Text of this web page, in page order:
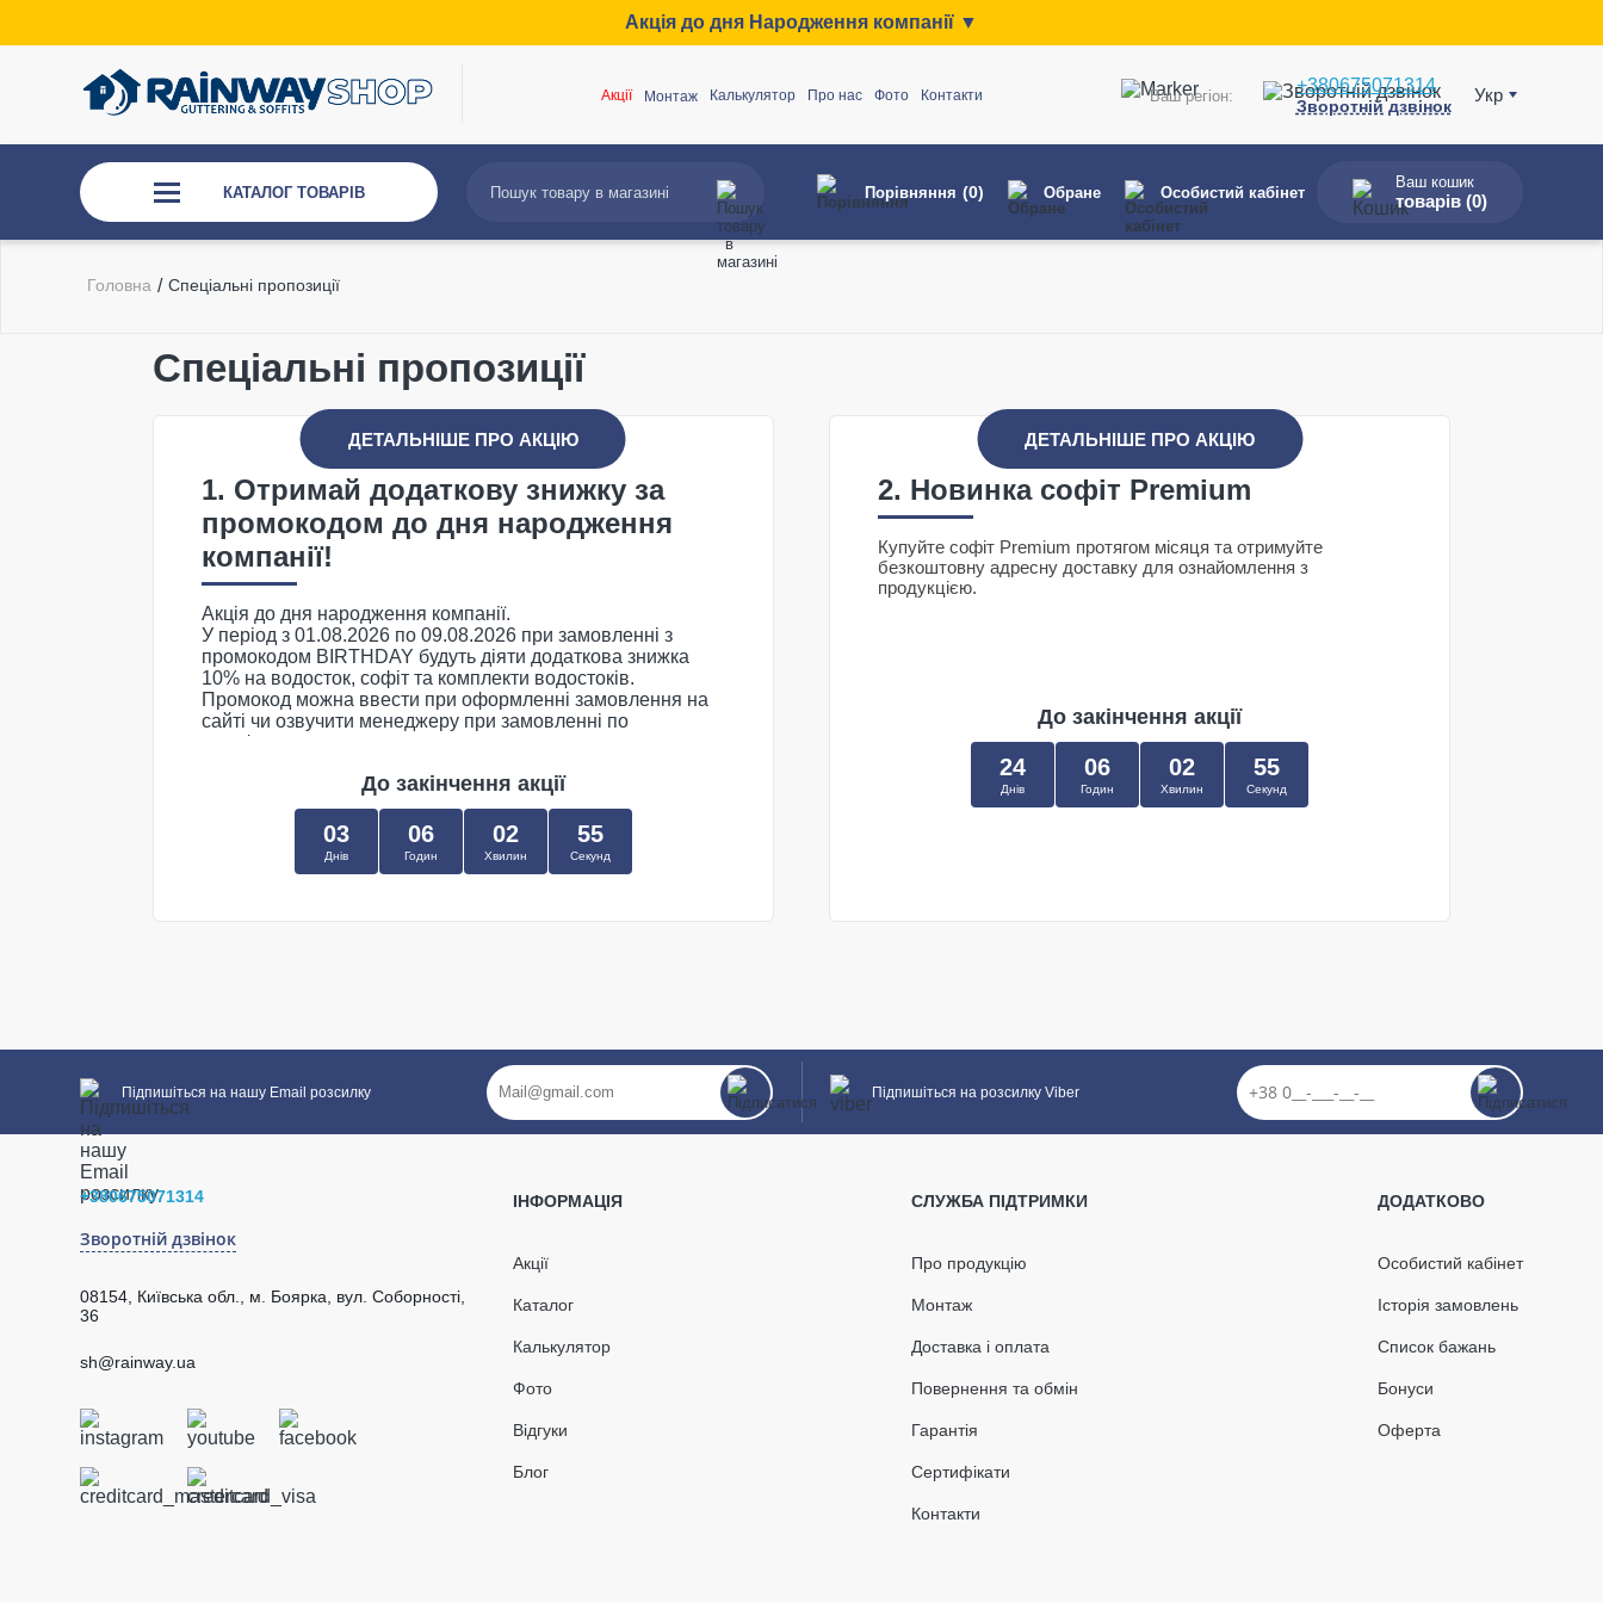
Акція до дня Народження компанії ▼
Акції Монтаж Калькулятор Про нас Фото Контакти Ваш регіон:
+380675071314
Зворотній дзвінок
Укр
КАТАЛОГ ТОВАРІВ Порівняння (0) Обране Особистий кабінет
Ваш кошик
товарів (0)
Головна / Спеціальні пропозиції
Спеціальні пропозиції
ДЕТАЛЬНІШЕ ПРО АКЦІЮ
1. Отримай додаткову знижку за
промокодом до дня народження
компанії!
Акція до дня народження компанії.
У період з 01.08.2026 по 09.08.2026 при замовленні з
промокодом BIRTHDAY будуть діяти додаткова знижка
10% на водосток, софіт та комплекти водостоків.
Промокод можна ввести при оформленні замовлення на
сайті чи озвучити менеджеру при замовленні по
телефону.
Якщо промокод не буде використано, діятиме стандартна
15% на всі водостоки ТМ RW та Giza;
15% на комплекти водостоків ТМ RW;
До закінчення акції
03
Днів
06
Годин
02
Хвилин
55
Секунд
ДЕТАЛЬНІШЕ ПРО АКЦІЮ
2. Новинка софіт Premium
Купуйте софіт Premium протягом місяця та отримуйте
безкоштовну адресну доставку для ознайомлення з
продукцією.
До закінчення акції
24
Днів
06
Годин
02
Хвилин
55
Секунд
Підпишіться на нашу Email розсилку Підпишіться на розсилку Viber
+380675071314
Зворотній дзвінок
08154, Київська обл., м. Боярка, вул. Соборності,
36
sh@rainway.ua
ІНФОРМАЦІЯ
Акції
Каталог
Калькулятор
Фото
Відгуки
Блог
СЛУЖБА ПІДТРИМКИ
Про продукцію
Монтаж
Доставка і оплата
Повернення та обмін
Гарантія
Сертифікати
Контакти
ДОДАТКОВО
Особистий кабінет
Історія замовлень
Список бажань
Бонуси
Оферта